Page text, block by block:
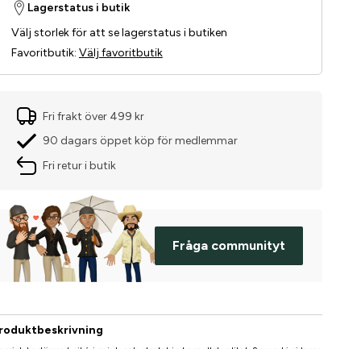
Lagerstatus i butik
Välj storlek för att se lagerstatus i butiken
Favoritbutik: Välj favoritbutik
Fri frakt över 499 kr
90 dagars öppet köp för medlemmar
Fri retur i butik
Fråga communityt